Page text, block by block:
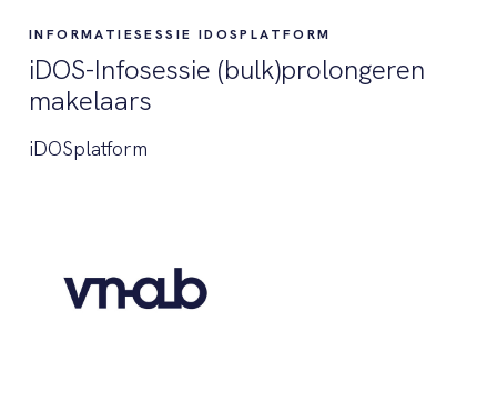
INFORMATIESESSIE IDOSPLATFORM
iDOS-Infosessie (bulk)prolongeren
makelaars
iDOSplatform